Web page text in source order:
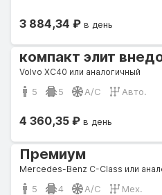
3 884,34 ₽ в день
компакт элит
Volvo XC40 или аналогичный
5 5 A/C Авто.
4 360,35 ₽ в день
Премиум
Mercedes-Benz C-Class или
5 4 A/C Мех.